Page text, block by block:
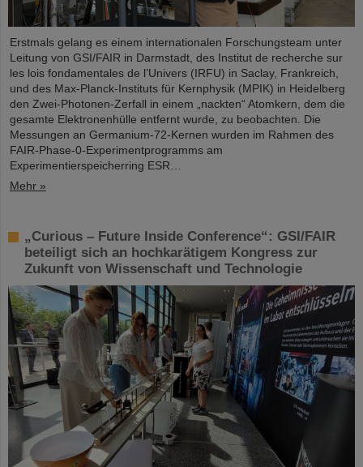
Erstmals gelang es einem internationalen Forschungsteam unter
Leitung von GSI/FAIR in Darmstadt, des Institut de recherche sur
les lois fondamentales de l’Univers (IRFU) in Saclay, Frankreich,
und des Max-Planck-Instituts für Kernphysik (MPIK) in Heidelberg
den Zwei-Photonen-Zerfall in einem „nackten“ Atomkern, dem die
gesamte Elektronenhülle entfernt wurde, zu beobachten. Die
Messungen an Germanium-72-Kernen wurden im Rahmen des
FAIR-Phase-0-Experimentprogramms am
Experimentierspeicherring ESR…
Mehr »
„Curious – Future Inside Conference“: GSI/FAIR
beteiligt sich an hochkarätigem Kongress zur
Zukunft von Wissenschaft und Technologie